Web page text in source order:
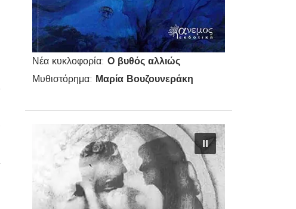
Νέα κυκλοφορία:Ο βυθός αλλιώς
Μυθιστόρημα: Μαρία Βουζουνεράκη